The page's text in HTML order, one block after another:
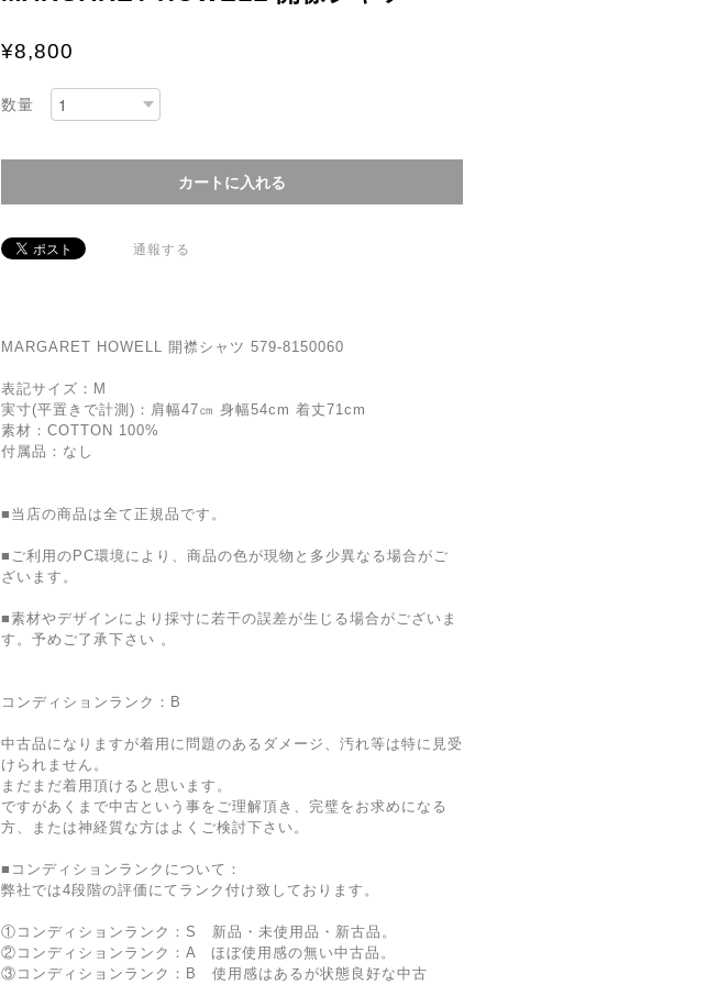
¥8,800
数量
通報する
MARGARET HOWELL 開襟シャツ 579-8150060
表記サイズ：M
実寸(平置きで計測)：肩幅47㎝ 身幅54cm 着丈71cm
素材：COTTON 100%
付属品：なし
■当店の商品は全て正規品です。
■ご利用のPC環境により、商品の色が現物と多少異なる場合がご
ざいます。
■素材やデザインにより採寸に若干の誤差が生じる場合がございま
す。予めご了承下さい 。
コンディションランク：B
中古品になりますが着用に問題のあるダメージ、汚れ等は特に見受
けられません。
まだまだ着用頂けると思います。
ですがあくまで中古という事をご理解頂き、完璧をお求めになる
方、または神経質な方はよくご検討下さい。
■コンディションランクについて：
弊社では4段階の評価にてランク付け致しております。
①コンディションランク：S 新品・未使用品・新古品。
②コンディションランク：A ほぼ使用感の無い中古品。
③コンディションランク：B 使用感はあるが状態良好な中古